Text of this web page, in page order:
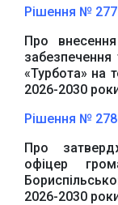
Рішення №
Про
забезпечення
«Турбота» на
2026-2030
Рішення №
Про
офіцер
2026-2030